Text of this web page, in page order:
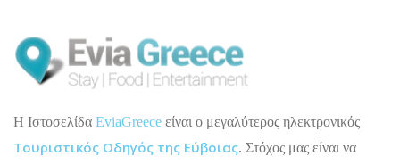
H Ιστοσελίδα EviaGreece είναι ο μεγαλύτερος ηλεκτρονικός
Τουριστικός Οδηγός της Εύβοιας. Στόχος μας είναι να